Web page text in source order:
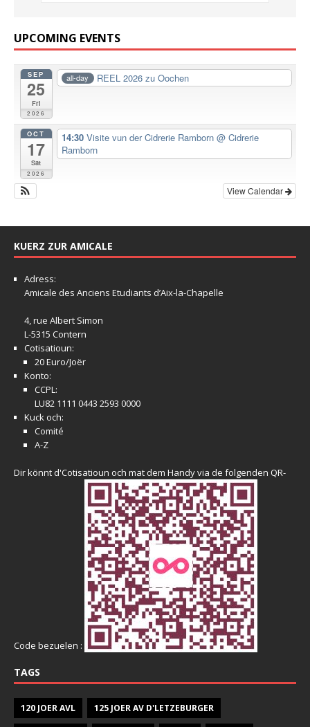
UPCOMING EVENTS
SEP
25
Fri
2026
all-day REEL 2026 zu Oochen
OCT
17
Sat
2026
14:30 Visite vun der Cidrerie Ramborn @ Cidrerie
Ramborn
View Calendar
KUERZ ZUR AMICALE
Adress:
Amicale des Anciens Etudiants d’Aix-la-Chapelle
4, rue Albert Simon
L-5315 Contern
Cotisatioun:
20 Euro/Joër
Konto:
CCPL:
LU82 1111 0443 2593 0000
Kuck och:
Comité
A-Z
Dir könnt d'Cotisatioun och mat dem Handy via de folgenden QR-
Code bezuelen :
TAGS
120 JOER AVL 125 JOER AV D'LETZEBURGER